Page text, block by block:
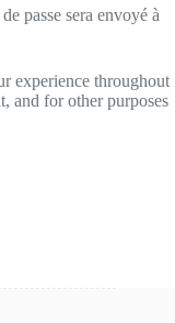
passe sera envoyé à
experience throughout
and for other purposes